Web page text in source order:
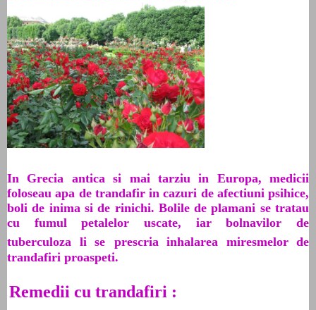
In Grecia antica si mai tarziu in Europa, medicii
foloseau apa de trandafir in cazuri de afectiuni psihice,
boli de inima si de rinichi. Bolile de plamani se tratau
cu fumul petalelor uscate, iar bolnavilor de
tuberculoza li se
prescria inhalarea miresmelor de
trandafiri proaspeti.
Remedii cu trandafiri :